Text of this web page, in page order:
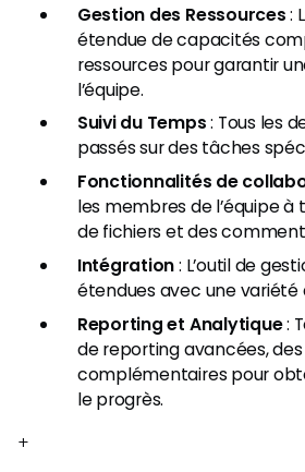
Gestion des Ressources:
étendue de capacités
ressources pour garantir
l’équipe.
Suivi du Temps: Tous les
passés sur des tâches
Fonctionnalités de
les membres de l’équipe
de fichiers et des
Intégration: L’outil de
étendues avec une variété
Reporting et Analytique:
de reporting avancées,
complémentaires pour
le progrès.
+